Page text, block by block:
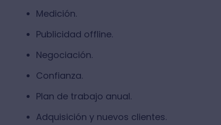
Medición.
Publicidad offline.
Negociación.
Confianza.
Plan de trabajo anual.
Adquisición y nuevos clientes.